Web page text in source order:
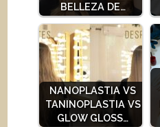
BELLEZA DE…
NANOPLASTIA VS
TANINOPLASTIA VS
GLOW GLOSS…